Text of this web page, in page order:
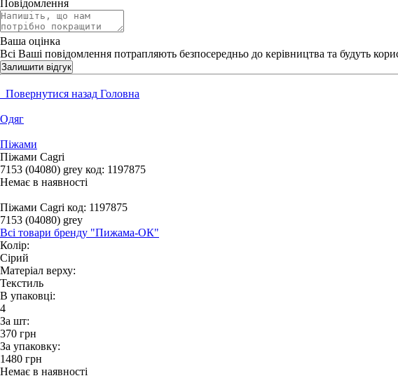
Повідомлення
Ваша оцінка
Всі Ваші повідомлення потрапляють безпосередньо до керівництва та будуть
Залишити відгук
Повернутися назад Головна
Одяг
Піжами
Піжами Cagri
7153 (04080) grey код: 1197875
Немає в наявності
Піжами Cagri код: 1197875
7153 (04080) grey
Всі товари бренду "Пижама-ОК"
Колір:
Сірий
Матеріал верху:
Текстиль
В упаковці:
4
За шт:
370 грн
За упаковку:
1480 грн
Немає в наявності